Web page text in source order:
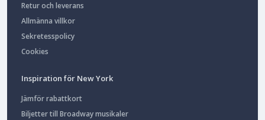
Retur och leverans
Allmänna villkor
Sekretesspolicy
Cookies
Inspiration för New York
Jämför rabattkort
Biljetter till Broadway musikaler